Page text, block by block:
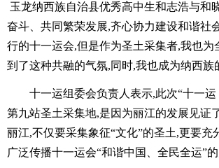
玉龙纳西族自治县优秀高中生和志浩与和
奋斗、共同繁荣发展,齐心协力建设和谐社
行的十一运会,但是作为圣土采集者,我也
到了这种共融的气氛,同时,我也成为纳西族
十一运组委会负责人表示,此次“十一
第九站圣土采集地,是因为丽江的发展见证
丽江,不仅要采集象征“文化”的圣土,更要
广泛传播十一运会“和谐中国、全民全运”的